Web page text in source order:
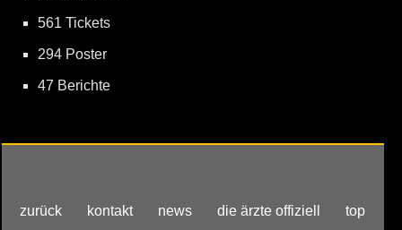
561 Tickets
294 Poster
47 Berichte
zurück kontakt news die ärzte offiziell top